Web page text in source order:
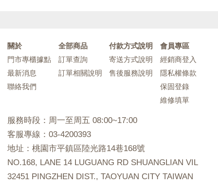
關於
門市專櫃據點
最新消息
聯絡我們
全部商品
訂單查詢
訂單相關說明
付款方式說明
寄送方式說明
售後服務說明
會員專區
經銷商登入
隱私權條款
保固登錄
維修填單
服務時段：周一至周五 08:00~17:00
客服專線：03-4200393
地址：桃園市平鎮區陸光路14巷168號
NO.168, LANE 14 LUGUANG RD SHUANGLIAN VIL
32451 PINGZHEN DIST., TAOYUAN CITY TAIWAN